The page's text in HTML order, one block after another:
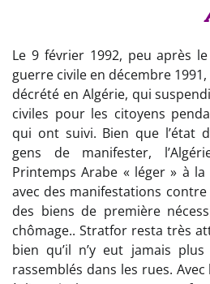
Le 9 février 1992, peu après
guerre civile en décembre
décrété en Algérie, qui
civiles pour les citoyens
qui ont suivi. Bien que l’état
gens de manifester,
Printemps Arabe « léger » à
avec des manifestations
des biens de première
chômage.. Stratfor resta très
bien qu’il n’y eut jamais
rassemblés dans les rues.